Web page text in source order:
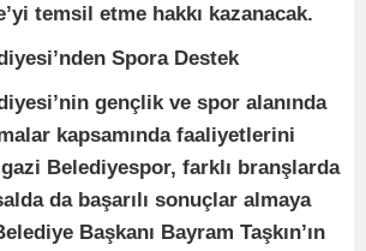
temsil etme hakkı kazanacak.
Spora Destek
gençlik ve spor alanında
kapsamında faaliyetlerini
Belediyespor, farklı branşlarda
da başarılı sonuçlar almaya
Başkanı Bayram Taşkın’ın